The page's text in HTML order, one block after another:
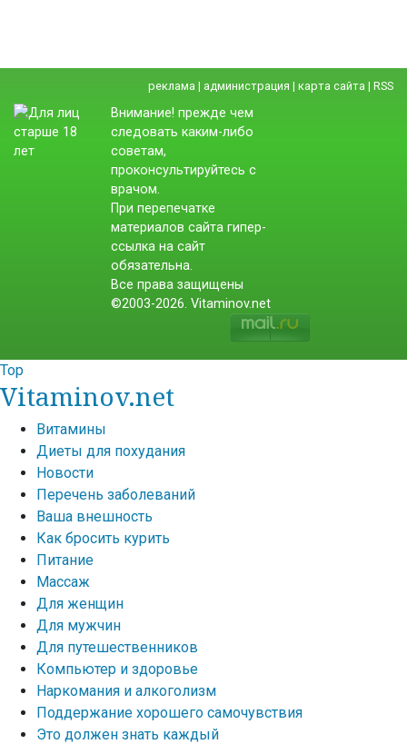
реклама | администрация | карта сайта | RSS
Внимание! прежде чем
следовать каким-либо
советам,
проконсультируйтесь с
врачом.
При перепечатке
материалов сайта гипер-
ссылка на сайт
обязательна.
Все права защищены
©2003-2026. Vitaminov.net
Top
Vitaminov.net
Витамины
Диеты для похудания
Новости
Перечень заболеваний
Ваша внешность
Как бросить курить
Питание
Массаж
Для женщин
Для мужчин
Для путешественников
Компьютер и здоровье
Наркомания и алкоголизм
Поддержание хорошего самочувствия
Это должен знать каждый